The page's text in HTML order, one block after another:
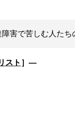
障害で苦しむ人たち
スト ］―